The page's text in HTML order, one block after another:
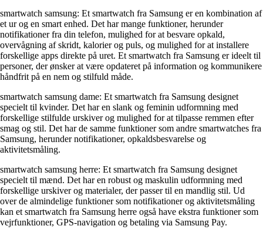
smartwatch samsung: Et smartwatch fra Samsung er en kombination af
et ur og en smart enhed. Det har mange funktioner, herunder
notifikationer fra din telefon, mulighed for at besvare opkald,
overvågning af skridt, kalorier og puls, og mulighed for at installere
forskellige apps direkte på uret. Et smartwatch fra Samsung er ideelt til
personer, der ønsker at være opdateret på information og kommunikere
håndfrit på en nem og stilfuld måde.
smartwatch samsung dame: Et smartwatch fra Samsung designet
specielt til kvinder. Det har en slank og feminin udformning med
forskellige stilfulde urskiver og mulighed for at tilpasse remmen efter
smag og stil. Det har de samme funktioner som andre smartwatches fra
Samsung, herunder notifikationer, opkaldsbesvarelse og
aktivitetsmåling.
smartwatch samsung herre: Et smartwatch fra Samsung designet
specielt til mænd. Det har en robust og maskulin udformning med
forskellige urskiver og materialer, der passer til en mandlig stil. Ud
over de almindelige funktioner som notifikationer og aktivitetsmåling
kan et smartwatch fra Samsung herre også have ekstra funktioner som
vejrfunktioner, GPS-navigation og betaling via Samsung Pay.